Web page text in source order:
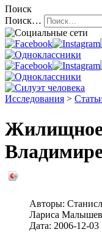
Поиск
Поиск…
Исследования >
Жилищное
Авторы:
Лариса
Дата: 2006-12-03